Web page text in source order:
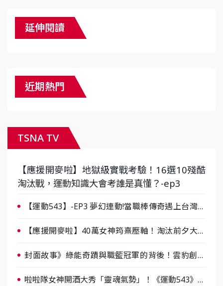
延伸閱讀
近期熱門
TSNA TV
【應援開麥啦】地獄級實戰考驗！16選10殘酷
淘汰戰，運動知識大會考誰是真懂？-ep3
【運動543】-EP3 夢幻連動!當職棒傳奇遇上台灣女
【應援開麥啦】40萬女神筠熹壓軸！淘汰前夕大混
封面故事》綠能奇蹟與職籃冠軍的背後！雲豹創辦
啦啦隊女神開酒大秀「靈魂氣勢」！《運動543》微